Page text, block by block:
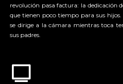
revolución pasa factura: la dedicación
que tienen poco tiempo para sus
se dirige a la cámara mientras toca
sus padres.